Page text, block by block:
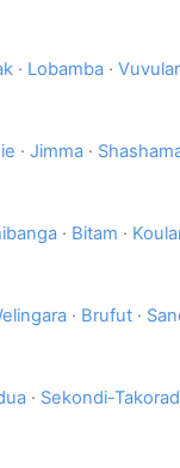
· Lobamba ·
· Jimma ·
· Bitam ·
· Brufut ·
· Sekondi-